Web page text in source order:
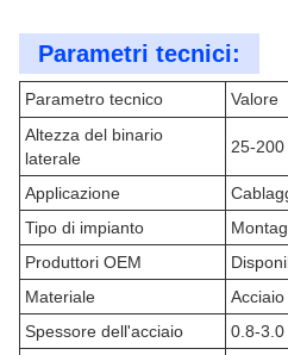
Parametri tecnici:
Parametro tecnico
Valore
Altezza del binario
laterale
25-200
Applicazione
Tipo di impianto
Produttori OEM
Materiale
Acciaio
Spessore dell'acciaio
0.8-3.0